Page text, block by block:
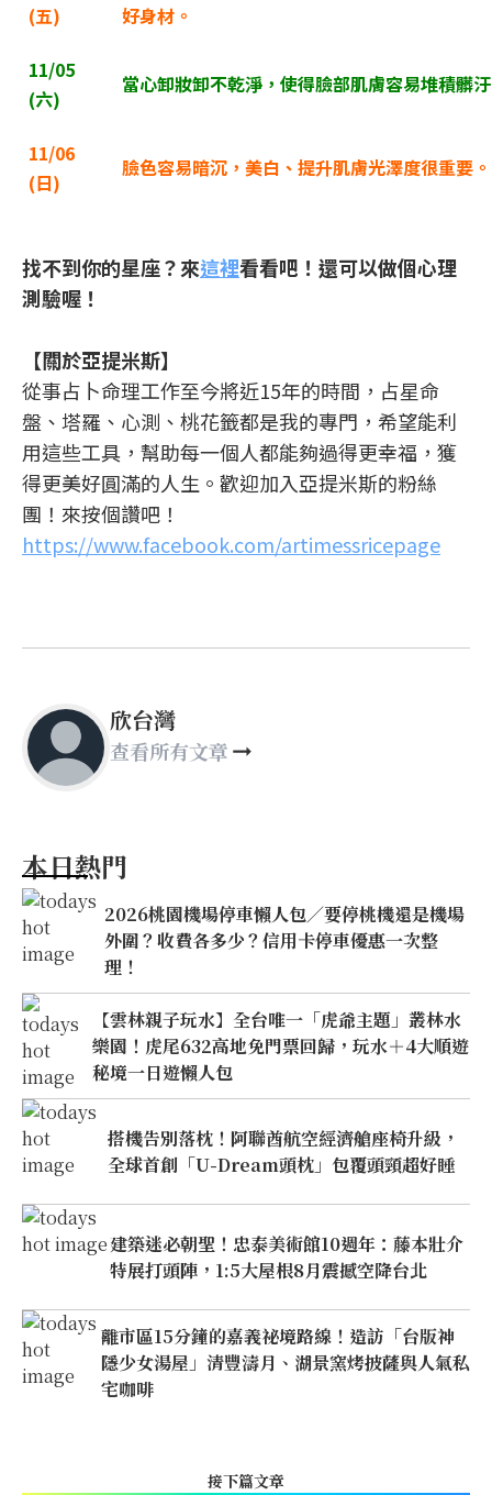
(五)
好身材。
11/05
(六)
當心卸妝卸不乾淨，使得臉部肌膚容易堆積髒
11/06
(日)
臉色容易暗沉，美白、提升肌膚光澤度很重要。
找不到你的星座？來這裡看看吧！還可以做個心理
測驗喔！
【關於亞提米斯】
從事占卜命理工作至今將近15年的時間，占星命
盤、塔羅、心測、桃花籤都是我的專門，希望能利
用這些工具，幫助每一個人都能夠過得更幸福，獲
得更美好圓滿的人生。歡迎加入亞提米斯的粉絲
團！來按個讚吧！
https://www.facebook.com/artimessricepage
欣台灣
查看所有文章
本日熱門
2026桃園機場停車懶人包／要停桃機還是機場
外圍？收費各多少？信用卡停車優惠一次整
理！
【雲林親子玩水】全台唯一「虎爺主題」叢林水
樂園！虎尾632高地免門票回歸，玩水＋4大順遊
秘境一日遊懶人包
搭機告別落枕！阿聯酋航空經濟艙座椅升級，
全球首創「U-Dream頭枕」包覆頭頸超好睡
建築迷必朝聖！忠泰美術館10週年：藤本壯介
特展打頭陣，1:5大屋根8月震撼空降台北
離市區15分鐘的嘉義祕境路線！造訪「台版神
隱少女湯屋」清豐濤月、湖景窯烤披薩與人氣私
宅咖啡
接下篇文章